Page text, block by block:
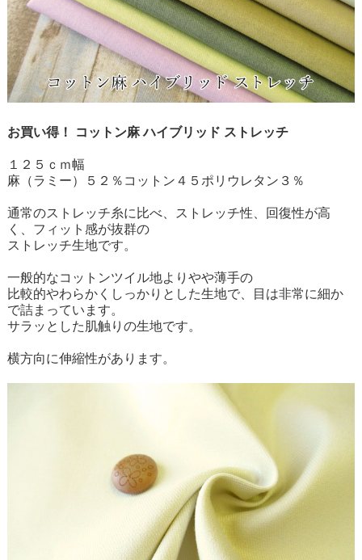
お買い得！ コットン麻 ハイブリッド ストレッチ
１２５ｃｍ幅
麻（ラミー）５２％コットン４５ポリウレタン３％
通常のストレッチ糸に比べ、ストレッチ性、回復性が高
く、フィット感が抜群の
ストレッチ生地です。
一般的なコットンツイル地よりやや薄手の
比較的やわらかくしっかりとした生地で、目は非常に細か
で詰まっています。
サラッとした肌触りの生地です。
横方向に伸縮性があります。